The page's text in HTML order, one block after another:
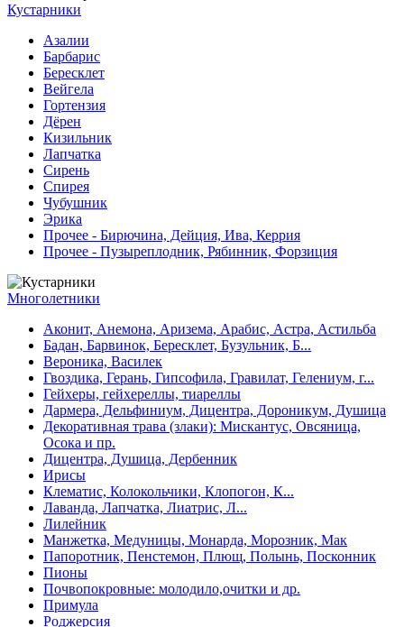
Кустарники
Азалии
Барбарис
Бересклет
Вейгела
Гортензия
Дёрен
Кизильник
Лапчатка
Сирень
Спирея
Чубушник
Эрика
Прочее - Бирючина, Дейция, Ива, Керрия
Прочее - Пузыреплодник, Рябинник, Форзиция
Многолетники
Аконит, Анемона, Аризема, Арабис, Астра, Астильба
Бадан, Барвинок, Бересклет, Бузульник, Б...
Вероника, Василек
Гвоздика, Герань, Гипсофила, Гравилат, Гелениум, г...
Гейхеры, гейхереллы, тиареллы
Дармера, Дельфиниум, Дицентра, Дороникум, Душица
Декоративная трава (злаки): Мискантус, Овсяница,
Осока и пр.
Дицентра, Душица, Дербенник
Ирисы
Клематис, Колокольчики, Клопогон, К...
Лаванда, Лапчатка, Лиатрис, Л...
Лилейник
Манжетка, Медуницы, Монарда, Морозник, Мак
Папоротник, Пенстемон, Плющ, Полынь, Посконник
Пионы
Почвопокровные: молодило,очитки и др.
Примула
Роджерсия